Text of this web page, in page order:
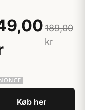
189,00
kr
Køb her